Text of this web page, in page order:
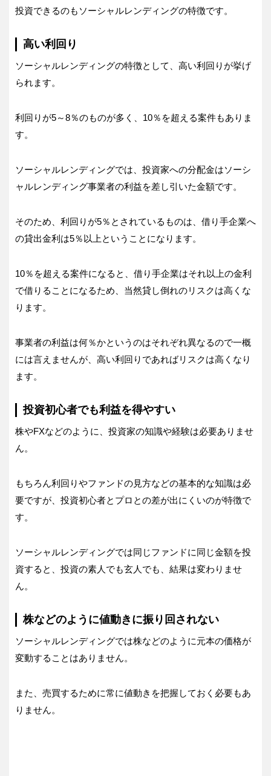
投資できるのもソーシャルレンディングの特徴です。
高い利回り
ソーシャルレンディングの特徴として、高い利回りが挙げ
られます。
利回りが5～8％のものが多く、10％を超える案件もありま
す。
ソーシャルレンディングでは、投資家への分配金はソーシ
ャルレンディング事業者の利益を差し引いた金額です。
そのため、利回りが5％とされているものは、借り手企業へ
の貸出金利は5％以上ということになります。
10％を超える案件になると、借り手企業はそれ以上の金利
で借りることになるため、当然貸し倒れのリスクは高くな
ります。
事業者の利益は何％かというのはそれぞれ異なるので一概
には言えませんが、高い利回りであればリスクは高くなり
ます。
投資初心者でも利益を得やすい
株やFXなどのように、投資家の知識や経験は必要ありませ
ん。
もちろん利回りやファンドの見方などの基本的な知識は必
要ですが、投資初心者とプロとの差が出にくいのが特徴で
す。
ソーシャルレンディングでは同じファンドに同じ金額を投
資すると、投資の素人でも玄人でも、結果は変わりませ
ん。
株などのように値動きに振り回されない
ソーシャルレンディングでは株などのように元本の価格が
変動することはありません。
また、売買するために常に値動きを把握しておく必要もあ
りません。